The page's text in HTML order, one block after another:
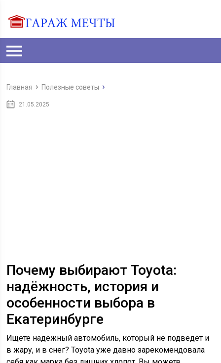
Главная Полезные советы
21.05.2025
Почему выбирают Toyota:
надёжность, история и
особенности выбора в
Екатеринбурге
Ищете надёжный автомобиль, который не подведёт и
в жару, и в снег? Toyota уже давно зарекомендовала